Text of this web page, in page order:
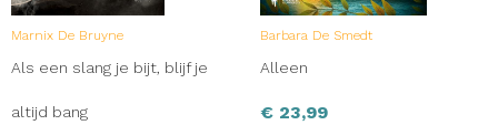
Marnix De Bruyne
Als een slang je bijt, blijf je
altijd bang
Barbara De Smedt
Alleen
€ 23,99